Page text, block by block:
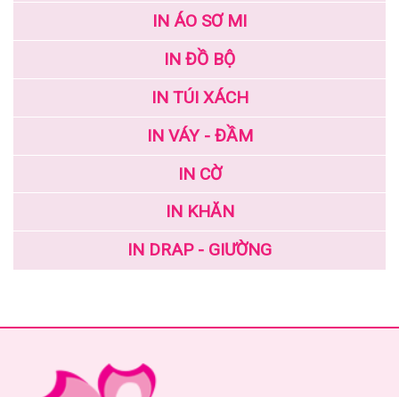
IN ÁO SƠ MI
IN ĐỒ BỘ
IN TÚI XÁCH
IN VÁY - ĐẦM
IN CỜ
IN KHĂN
IN DRAP - GIƯỜNG